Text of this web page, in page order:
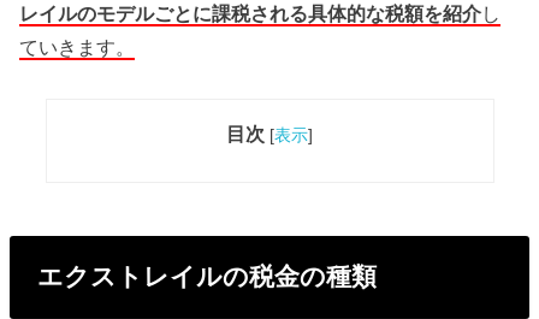
レイルのモデルごとに課税される具体的な税額を紹介し
ていきます。
目次 [表示]
エクストレイルの税金の種類